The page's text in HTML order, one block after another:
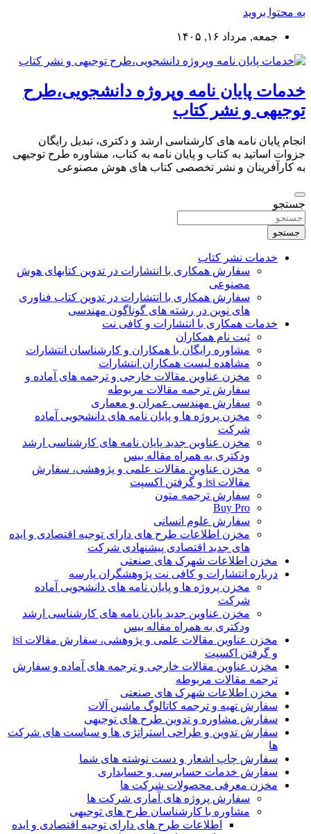
به محتوا بروید
جمعه, مرداد ۱۶, ۱۴۰۵
خدمات پایان نامه وپروژه دانشجویی،طرح
توجیهی و نشر کتاب
انجام پایان نامه های کارشناسی ارشد و دکتری، تبدیل رایگان
جزوات اساتید به کتاب و پایان نامه به کتاب، مشاوره طرح توجیهی
به کارآفرینان و نشر تخصصی کتاب های هوش مصنوعی
جستجو
جستجو
خدمات نشر کتاب
سفارش همکاری با انتشارات در تدوین کتابهای هوش
مصنوعی
سفارش همکاری با انتشارات در تدوین کتاب فناوری
های نوین در رشته های گوناگون مهندسی
خدمات همکاری با انتشارات و کافی نت
ثبت نام همکاران
مشاوره رایگان با همکاران و کارشناسان انتشارات
مشاهده لیست همکاران انتشارات
مخزن عناوین مقالات خارجی و ترجمه های آماده و
سفارش ترجمه مقالات مربوطه
سفارش مهندسی عمران و معماری
مخزن پروژه ها و پایان نامه های دانشجویی آماده
شرکت
مخزن عناوین جدید پایان نامه های کارشناسی ارشد
ودکتری به همراه مقاله بیس
مخزن عناوین مقالات علمی و پژوهشی، سفارش
مقالات isi و گرفتن اکسپت
سفارش ترجمه متون
Buy Pro
سفارش علوم انسانی
مخزن اطلاعات طرح های دارای توجیه اقتصادی و ایده
های جدید اقتصادی پیشنهادی شرکت
مخزن اطلاعات شهرک های صنعتی
درباره انتشارات و کافی نت پژوهشگران پارسه
مخزن پروژه ها و پایان نامه های دانشجویی آماده
شرکت
مخزن عناوین جدید پایان نامه های کارشناسی ارشد
ودکتری به همراه مقاله بیس
مخزن عناوین مقالات علمی و پژوهشی، سفارش مقالات isi
و گرفتن اکسپت
مخزن عناوین مقالات خارجی و ترجمه های آماده و سفارش
ترجمه مقالات مربوطه
مخزن اطلاعات شهرک های صنعتی
سفارش تهیه و ترجمه کاتالوگ ماشین آلات
سفارش مشاوره و تدوین طرح های توجیهی
سفارش تدوین و طراحی استراتژی ها و سیاست های شرکت
ها
سفارش چاپ اشعار و دست نوشته های شما
سفارش خدمات حسابرسی و حسابداری
مخزن معرفی محصولات شرکت ها
سفارش پروژه های آماری شرکت ها
مشاوره با کارشناسان طرح های توجیهی
اطلاعات طرح های دارای توجیه اقتصادی و ایده